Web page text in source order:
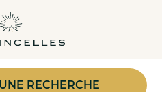
RECHERCHE